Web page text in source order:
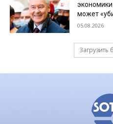
может
05.08.2026
Загрузить